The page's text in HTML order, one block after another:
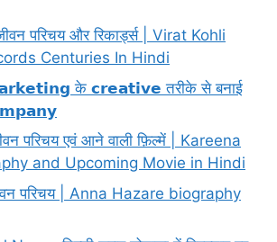
परिचय और रिकार्ड्स | Virat Kohli
Centuries In Hindi
के 𝗰𝗿𝗲𝗮𝘁𝗶𝘃𝗲 तरीके से बनाई
परिचय एवं आने वाली फ़िल्में | Kareena
and Upcoming Movie in Hindi
परिचय | Anna Hazare biography